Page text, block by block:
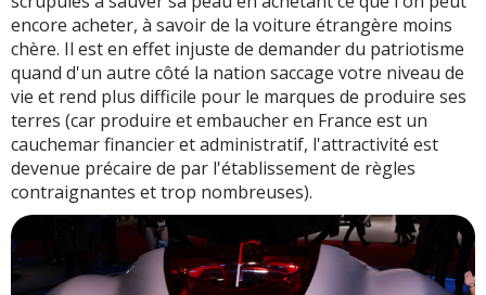
encore acheter, à savoir de la voiture étrangère moins
chère. Il est en effet injuste de demander du patriotisme
quand d'un autre côté la nation saccage votre niveau de
vie et rend plus difficile pour le marques de produire ses
terres (car produire et embaucher en France est un
cauchemar financier et administratif, l'attractivité est
devenue précaire de par l'établissement de règles
contraignantes et trop nombreuses).